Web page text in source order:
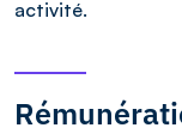
activité.